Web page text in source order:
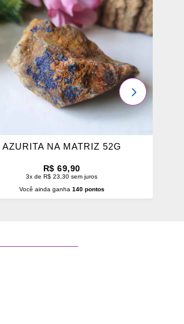
ADICIONAR
AZURITA NA MATRIZ 52G
R$ 69,90
3x de R$ 23,30 sem juros
Você ainda ganha 140 pontos
PRÓXIMO